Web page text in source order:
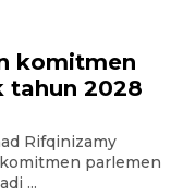
komitmen
tahun 2028
Rifqinizamy
parlemen
...